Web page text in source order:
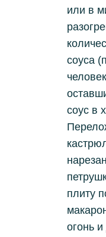
или в
соуса
соус в
плиту
огонь